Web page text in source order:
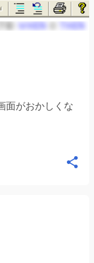
面がおかしくな